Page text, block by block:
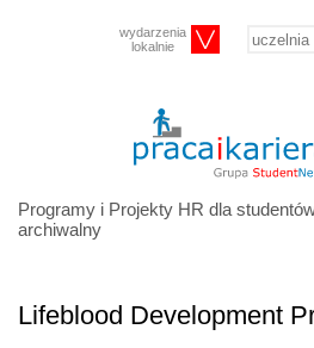
wydarzenia
lokalnie
Programy i Projekty HR dla
archiwalny
Lifeblood Development